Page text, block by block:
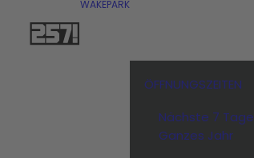
WAKEPARK
ÖFFNUNGSZEITEN
Nächste 7 Tage
Ganzes Jahr